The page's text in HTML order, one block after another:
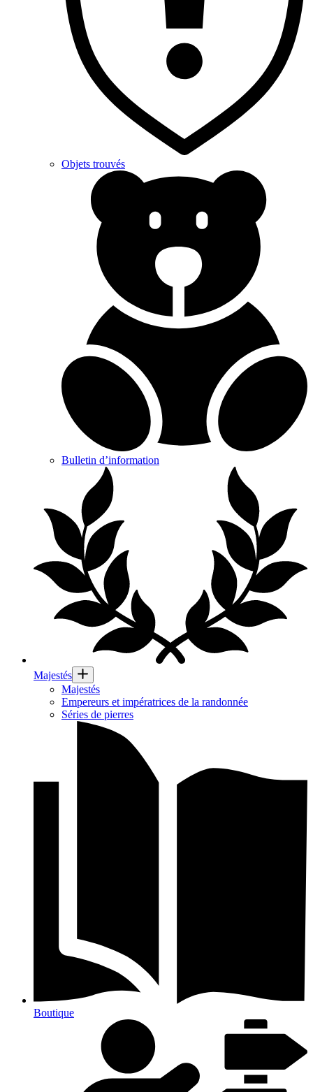
Objets trouvés
Bulletin d’information
Majestés
Majestés
Empereurs et impératrices de la randonnée
Séries de pierres
Boutique